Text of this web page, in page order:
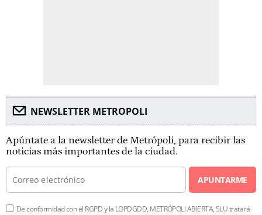
NEWSLETTER METROPOLI
Apúntate a la newsletter de Metrópoli, para recibir las
noticias más importantes de la ciudad.
APUNTARME
De conformidad con el RGPD y la LOPDGDD, METRÓPOLI ABIERTA, SLU tratará